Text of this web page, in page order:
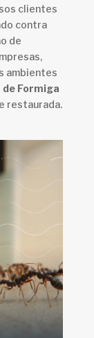
clientes
contra
de
ambientes
Formiga
restaurada.